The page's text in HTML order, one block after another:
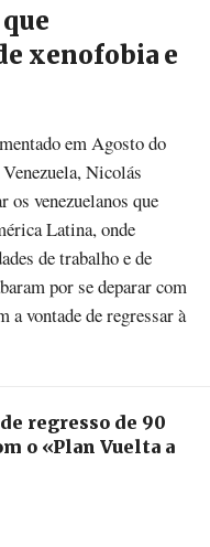
xenofobia e
em Agosto do
Nicolás
venezuelanos que
Latina, onde
de trabalho e de
por se deparar com
a vontade de regressar à
regresso de 90
o «Plan Vuelta a